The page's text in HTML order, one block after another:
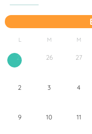
L M M
25 26 27
2 3 4
9 10 11